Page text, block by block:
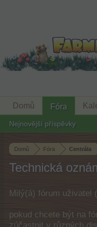
Domů Fóra Centrála
Technická
Milý(á) fórum uživatel
pokud chcete být na
Domů Fóra
Nejnovější příspěvky